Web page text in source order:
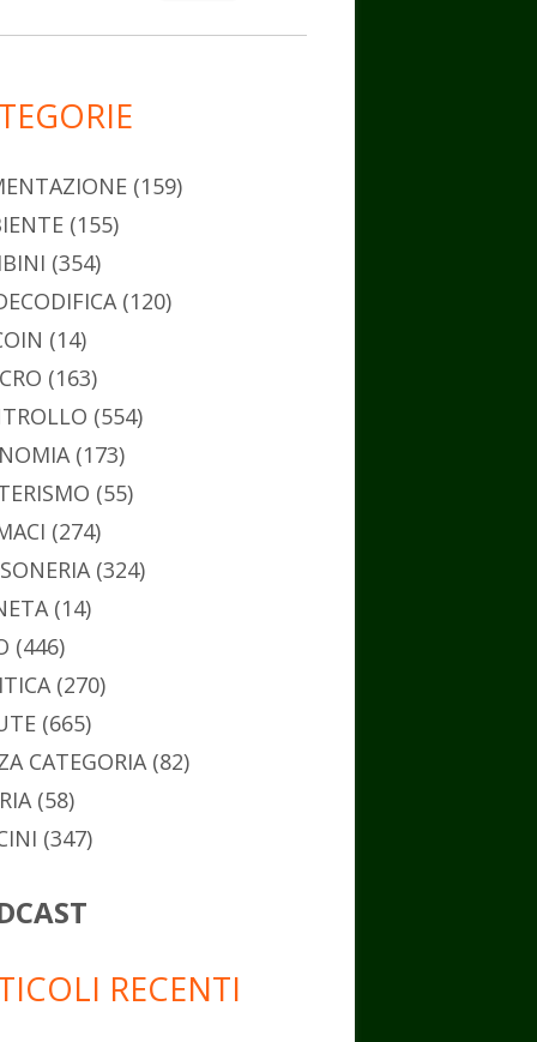
(159)
(155)
(354)
(120)
(14)
(163)
(554)
(173)
(55)
(274)
(324)
(14)
(446)
(270)
(665)
CATEGORIA(82)
(58)
(347)
RECENTI